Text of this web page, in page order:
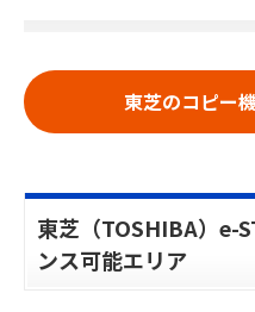
東芝のコピー
東芝（TOSHIBA）e-
ンス可能エリア